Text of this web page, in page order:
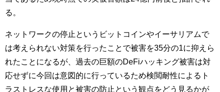
る。
ネットワークの停止というビットコインやイーサリアムで
は考えられない対策を行ったことで被害を35分の1に抑えら
れたことになるが、過去の巨額のDeFiハッキング被害は対
応せずに今回は意図的に行っているため検閲耐性によるト
ラストレスな使用と被害の防止という観点をどう見るかが